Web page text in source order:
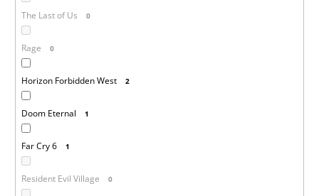
The Last of Us 0
Rage 0
Horizon Forbidden West 2
Doom Eternal 1
Far Cry 6 1
Resident Evil Village 0